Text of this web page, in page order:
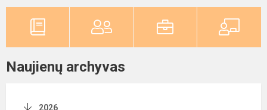
Naujienų archyvas
2026